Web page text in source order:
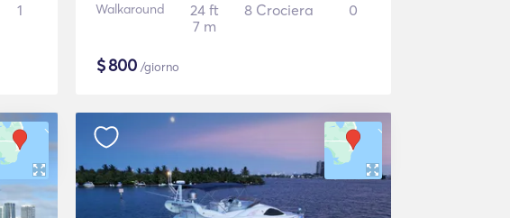
1 Walkaround
24 ft
7 m
8 Crociera 0
$800 /giorno